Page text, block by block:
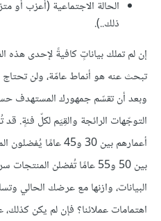
الحالة الاجتماعية (أعزب أو
ذلك..).
إن لم تملك بياناتٍ كافيةً لإحدى هذه
تبحث عنه هو أنماط عامّة، ولن
وبعد أن تقسّم جمهورك المستهدف
التوجّهات الرائجة والقِيَم لكلّ فئةٍ.
أعمارهم بين 30 و45
بين 50 و55 عامًا تُفضلن
البيانات، وازنها مع عرضك الحالي
اهتمامات عملائنا؟ فإن لم يكن